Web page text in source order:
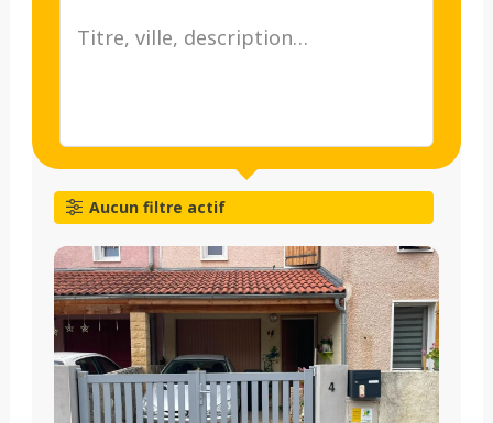
Aucun filtre actif